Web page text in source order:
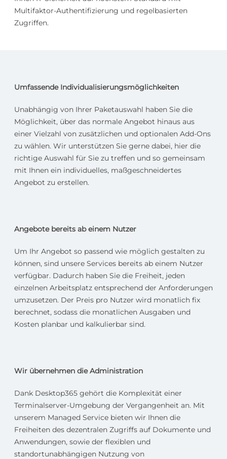
Multifaktor-Authentifizierung und regelbasierten
Zugriffen.
Umfassende Individualisierungsmöglichkeiten
Unabhängig von Ihrer Paketauswahl haben Sie die
Möglichkeit, über das normale Angebot hinaus aus
einer Vielzahl von zusätzlichen und optionalen Add-Ons
zu wählen. Wir unterstützen Sie gerne dabei, hier die
richtige Auswahl für Sie zu treffen und so gemeinsam
mit Ihnen ein individuelles, maßgeschneidertes
Angebot zu erstellen.
Angebote bereits ab einem Nutzer
Um Ihr Angebot so passend wie möglich gestalten zu
können, sind unsere Services bereits ab einem Nutzer
verfügbar. Dadurch haben Sie die Freiheit, jeden
einzelnen Arbeitsplatz entsprechend der Anforderungen
umzusetzen. Der Preis pro Nutzer wird monatlich fix
berechnet, sodass die monatlichen Ausgaben und
Kosten planbar und kalkulierbar sind.
Wir übernehmen die Administration
Dank Desktop365 gehört die Komplexität einer
Terminalserver-Umgebung der Vergangenheit an. Mit
unserem Managed Service bieten wir Ihnen die
Freiheiten des dezentralen Zugriffs auf Dokumente und
Anwendungen, sowie der flexiblen und
standortunabhängigen Nutzung von